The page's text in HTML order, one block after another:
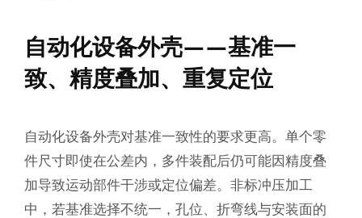
自动化设备外壳——基准一
致、精度叠加、重复定位
自动化设备外壳对基准一致性的要求更高。单个零
件尺寸即使在公差内，多件装配后仍可能因精度叠
加导致运动部件干涉或定位偏差。非标冲压加工
中，若基准选择不统一，孔位、折弯线与安装面的